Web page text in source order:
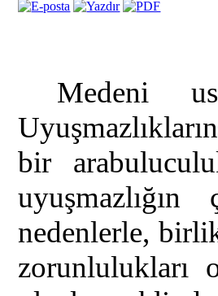
Medeni
bir
nedenlerle,
zorunlulukları